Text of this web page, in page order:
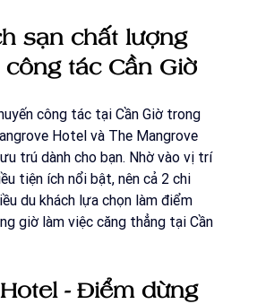
sạn chất lượng
tác Cần Giờ
công tác tại Cần Giờ trong
Hotel và The Mangrove
trú dành cho bạn. Nhờ vào vị trí
tiện ích nổi bật, nên cả 2 chi
du khách lựa chọn làm điểm
giờ làm việc căng thẳng tại Cần
- Điểm dừng